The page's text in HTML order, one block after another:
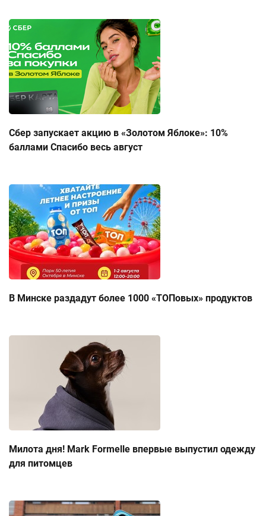
Сбер запускает акцию в «Золотом Яблоке»: 10%
баллами Спасибо весь август
В Минске раздадут более 1000 «ТОПовых» продуктов
Милота дня! Mark Formelle впервые выпустил одежду
для питомцев